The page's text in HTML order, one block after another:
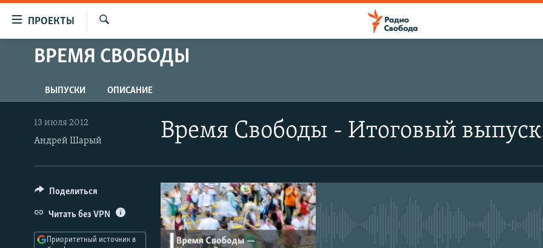
упрощенного
Вернуться
к
основному
содержанию
навигации
Вернутся
ПРОЕКТЫ
ПРОГРАММЫ
АВТОРСКИЕ ПРОЕКТЫ
ЦИТАТЫ СВОБОДЫ
МНЕНИЯ
КУЛЬТУРА
IDEL.РЕАЛИИ
КАВКАЗ.РЕАЛИИ
СЕВЕР.РЕАЛИИ
ВРЕМЯ СВОБОДЫ
ВЫПУСКИ ОПИСАНИЕ
Время Свободы - Итоговый выпуск
13 июля 2012
Андрей Шарый
Поделиться
Читать без VPN
Приоритетный источник в